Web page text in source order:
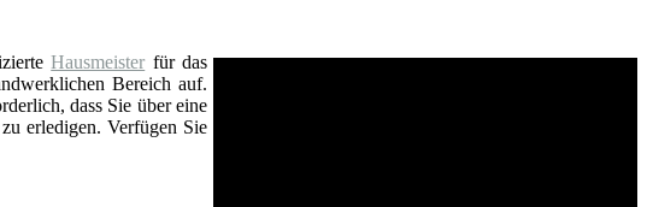
Hausmeister für das
Bereich auf.
dass Sie über eine
erledigen. Verfügen Sie